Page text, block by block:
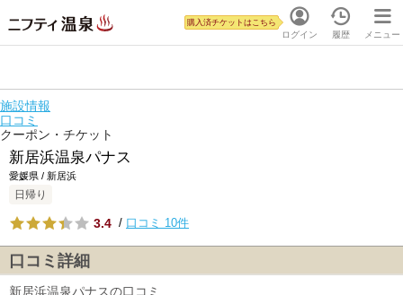
ログイン
購入済チケットはこちら
履歴 メニュー
施設情報
口コミ
クーポン・チケット
新居浜温泉パナス
愛媛県 / 新居浜
日帰り
3.4 / 口コミ 10件
口コミ詳細
新居浜温泉パナスの口コミ